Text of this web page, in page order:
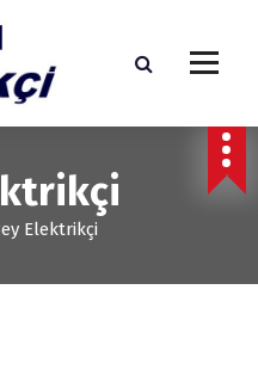
Elektrikçi